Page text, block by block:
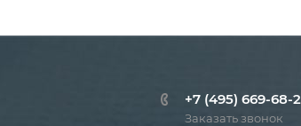
+7 (495) 669-68-
Заказать звонок